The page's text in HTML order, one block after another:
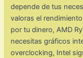
depende de tus
valoras el
por tu dinero, AMD
necesitas gráficos
overclocking, Intel